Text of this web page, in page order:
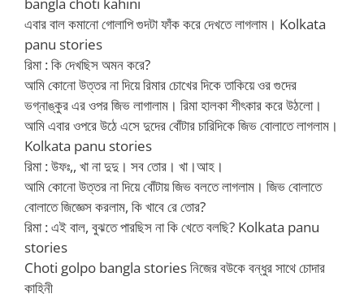
এবার বাল কমানো গোলাপি গুদটা ফাঁক করে দেখতে লাগলাম। Kolkata
panu stories
রিমা : কি দেখছিস অমন করে?
আমি কোনো উত্তর না দিয়ে রিমার চোখের দিকে তাকিয়ে ওর গুদের
ভগ্নাঙ্কুর এর ওপর জিভ লাগালাম। রিমা হালকা শীৎকার করে উঠলো।
আমি এবার ওপরে উঠে এসে দুদের বোঁটার চারিদিকে জিভ বোলাতে লাগলাম।
Kolkata panu stories
রিমা : উফঃ,, খা না দুদু। সব তোর। খা।আহ।
আমি কোনো উত্তর না দিয়ে বোঁটায় জিভ বলতে লাগলাম। জিভ বোলাতে
বোলাতে জিজ্ঞেস করলাম, কি খাবে রে তোর?
রিমা : এই বাল, বুঝতে পারছিস না কি খেতে বলছি? Kolkata panu
stories
Choti golpo bangla stories নিজের বউকে বন্ধুর সাথে চোদার
কাহিনী